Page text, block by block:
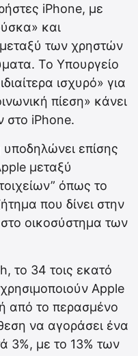
iPhone, με
και
των χρηστών
Το Υπουργείο
ισχυρό» για
πίεση» κάνει
στο iPhone.
επίσης
μεταξύ
όπως το
που δίνει στην
οικοσύστημα των
το 34 τοις εκατό
Apple
από το περασμένο
να αγοράσει ένα
3%, με το 13% των